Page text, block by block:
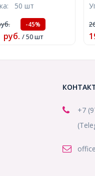
9х4мм, Отверстие
50 шт
-45%
руб. / 50 шт
+7